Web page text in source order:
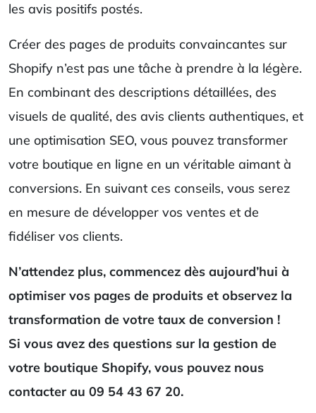
les avis positifs postés.
Créer des pages de produits convaincantes sur
Shopify n’est pas une tâche à prendre à la légère.
En combinant des descriptions détaillées, des
visuels de qualité, des avis clients authentiques, et
une optimisation SEO, vous pouvez transformer
votre boutique en ligne en un véritable aimant à
conversions. En suivant ces conseils, vous serez
en mesure de développer vos ventes et de
fidéliser vos clients.
N’attendez plus, commencez dès aujourd’hui à
optimiser vos pages de produits et observez la
transformation de votre taux de conversion !
Si vous avez des questions sur la gestion de
votre boutique Shopify, vous pouvez nous
contacter au 09 54 43 67 20.